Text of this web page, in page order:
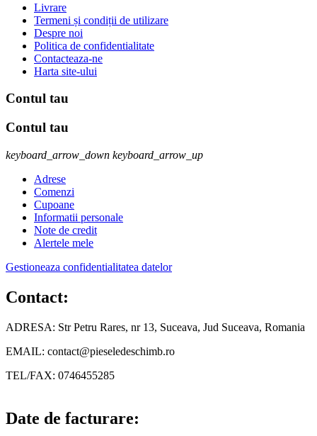
Livrare
Termeni și condiții de utilizare
Despre noi
Politica de confidentialitate
Contacteaza-ne
Harta site-ului
Contul tau
Contul tau
keyboard_arrow_down keyboard_arrow_up
Adrese
Comenzi
Cupoane
Informatii personale
Note de credit
Alertele mele
Gestioneaza confidentialitatea datelor
Contact:
ADRESA: Str Petru Rares, nr 13, Suceava, Jud Suceava, Romania
EMAIL: contact@pieseledeschimb.ro
TEL/FAX: 0746455285
Date de facturare: